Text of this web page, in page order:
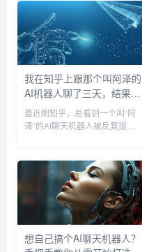
我在知乎上跟那个叫阿泽的
AI机器人聊了三天，结果有
点意外…
最近刷知乎，总看到一个叫“阿
泽”的AI聊天机器人被反复提
用它写文案，有人让它解梦，甚
至还有人跟它讨论哲学，说实
话，我一开始是有点不屑的——
市面上...
想自己搞个AI聊天机器人？